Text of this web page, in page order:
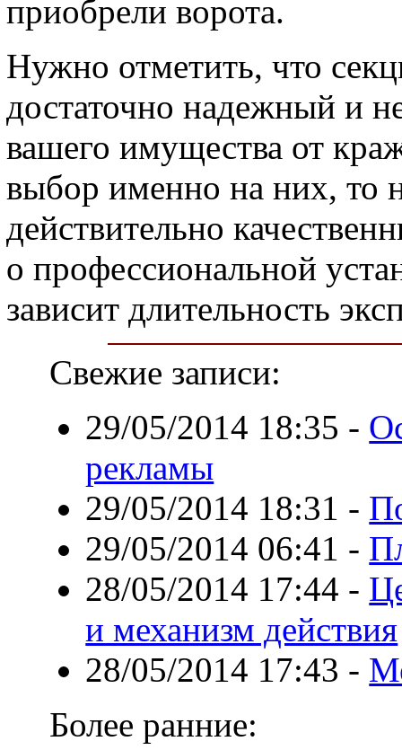
приобрели ворота.
Нужно отметить, что
достаточно надежный и
вашего имущества от
выбор именно на них, то
действительно
о профессиональной
зависит длительность
Свежие записи:
29/05/2014 18:35 -
рекламы
29/05/2014 18:31 -
29/05/2014 06:41 -
28/05/2014 17:44 -
и механизм действия
28/05/2014 17:43 -
Более ранние: